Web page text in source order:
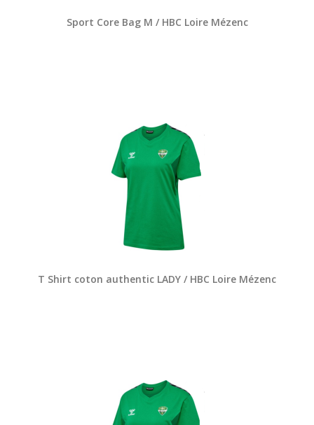
Sport Core Bag M / HBC Loire Mézenc
T Shirt coton authentic LADY / HBC Loire Mézenc